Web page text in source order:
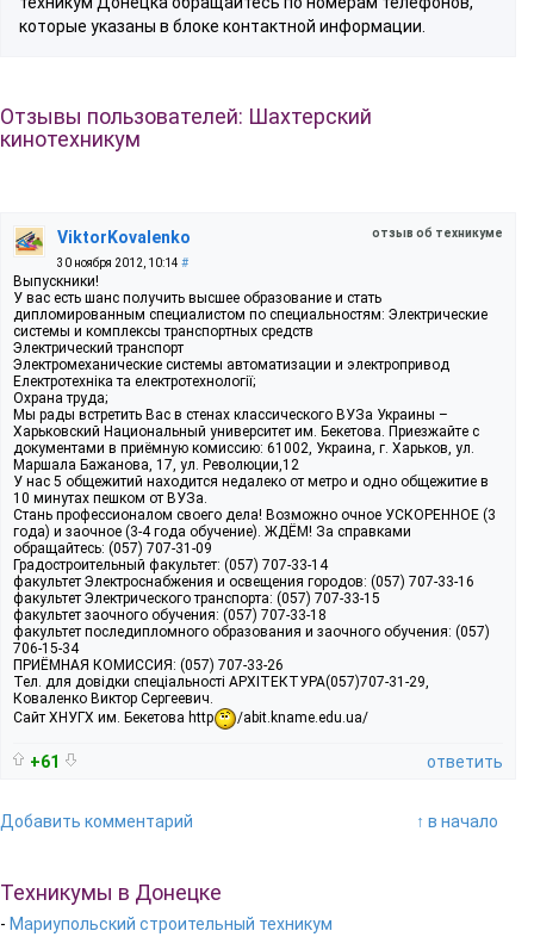
которые указаны в блоке контактной информации.
Отзывы пользователей: Шахтерский
кинотехникум
отзыв об техникуме
ViktorKovalenko
30 ноября 2012, 10:14 #
Выпускники!
У вас есть шанс получить высшее образование и стать
дипломированным специалистом по специальностям: Электрические
системы и комплексы транспортных средств
Электрический транспорт
Электромеханические системы автоматизации и электропривод
Електротехніка та електротехнології;
Охрана труда;
Мы рады встретить Вас в стенах классического ВУЗа Украины –
Харьковский Национальный университет им. Бекетова. Приезжайте с
документами в приёмную комиссию: 61002, Украина, г. Харьков, ул.
Маршала Бажанова, 17, ул. Революции,12
У нас 5 общежитий находится недалеко от метро и одно общежитие в
10 минутах пешком от ВУЗа.
Стань профессионалом своего дела! Возможно очное УСКОРЕННОЕ (3
года) и заочное (3-4 года обучение). ЖДЁМ! За справками
обращайтесь: (057) 707-31-09
Градостроительный факультет: (057) 707-33-14
факультет Электроснабжения и освещения городов: (057) 707-33-16
факультет Электрического транспорта: (057) 707-33-15
факультет заочного обучения: (057) 707-33-18
факультет последипломного образования и заочного обучения: (057)
706-15-34
ПРИЁМНАЯ КОМИССИЯ: (057) 707-33-26
Тел. для довідки спеціальності АРХІТЕКТУРА(057)707-31-29,
Коваленко Виктор Сергеевич.
Сайт ХНУГХ им. Бекетова http
/abit.kname.edu.ua/
+61 ответить
Добавить комментарий ↑ в начало
Техникумы в Донецке
- Мариупольский строительный техникум